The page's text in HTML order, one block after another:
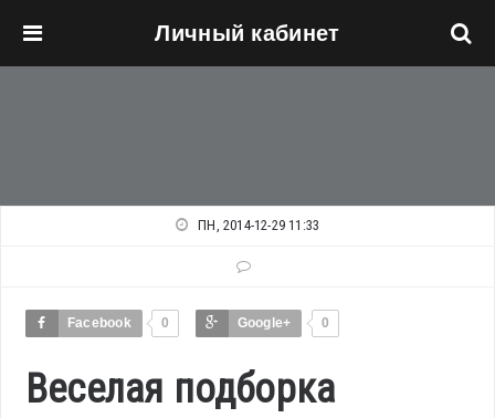
Личный кабинет
ПН, 2014-12-29 11:33
Facebook 0 Google+ 0
Веселая подборка